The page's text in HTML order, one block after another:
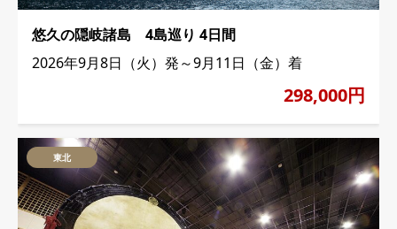
悠久の隠岐諸島 4島巡り 4日間
2026年9月8日（火）発～9月11日（金）着
298,000円
東北